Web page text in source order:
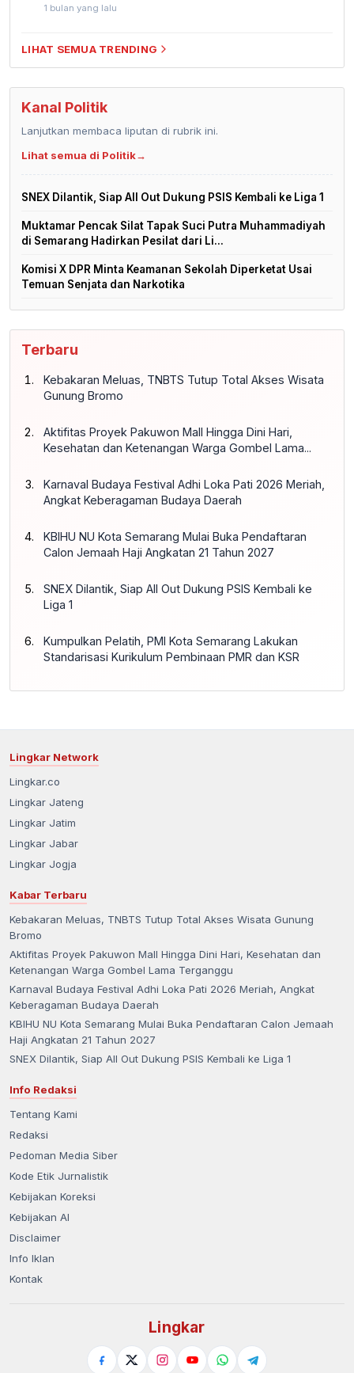
1 bulan yang lalu
LIHAT SEMUA TRENDING
Kanal Politik
Lanjutkan membaca liputan di rubrik ini.
Lihat semua di Politik→
SNEX Dilantik, Siap All Out Dukung PSIS Kembali ke Liga 1
Muktamar Pencak Silat Tapak Suci Putra Muhammadiyah
di Semarang Hadirkan Pesilat dari Li...
Komisi X DPR Minta Keamanan Sekolah Diperketat Usai
Temuan Senjata dan Narkotika
Terbaru
Kebakaran Meluas, TNBTS Tutup Total Akses Wisata
Gunung Bromo
Aktifitas Proyek Pakuwon Mall Hingga Dini Hari,
Kesehatan dan Ketenangan Warga Gombel Lama...
Karnaval Budaya Festival Adhi Loka Pati 2026 Meriah,
Angkat Keberagaman Budaya Daerah
KBIHU NU Kota Semarang Mulai Buka Pendaftaran
Calon Jemaah Haji Angkatan 21 Tahun 2027
SNEX Dilantik, Siap All Out Dukung PSIS Kembali ke
Liga 1
Kumpulkan Pelatih, PMI Kota Semarang Lakukan
Standarisasi Kurikulum Pembinaan PMR dan KSR
Lingkar Network
Lingkar.co
Lingkar Jateng
Lingkar Jatim
Lingkar Jabar
Lingkar Jogja
Kabar Terbaru
Kebakaran Meluas, TNBTS Tutup Total Akses Wisata Gunung
Bromo
Aktifitas Proyek Pakuwon Mall Hingga Dini Hari, Kesehatan dan
Ketenangan Warga Gombel Lama Terganggu
Karnaval Budaya Festival Adhi Loka Pati 2026 Meriah, Angkat
Keberagaman Budaya Daerah
KBIHU NU Kota Semarang Mulai Buka Pendaftaran Calon Jemaah
Haji Angkatan 21 Tahun 2027
SNEX Dilantik, Siap All Out Dukung PSIS Kembali ke Liga 1
Info Redaksi
Tentang Kami
Redaksi
Pedoman Media Siber
Kode Etik Jurnalistik
Kebijakan Koreksi
Kebijakan AI
Disclaimer
Info Iklan
Kontak
Lingkar